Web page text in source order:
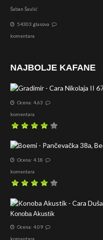
Šaban Šaulić
54303 glasova
komentara
NAJBOLJE KAFANE
Ocena: 4.63
komentara
Ocena: 4.18
komentara
Konoba Akustik
Ocena: 4.09
komentara